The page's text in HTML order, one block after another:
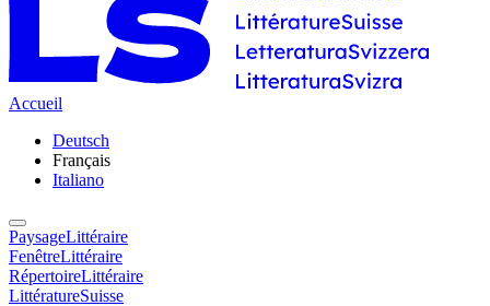
Accueil
Deutsch
Français
Italiano
PaysageLittéraire
FenêtreLittéraire
RépertoireLittéraire
LittératureSuisse